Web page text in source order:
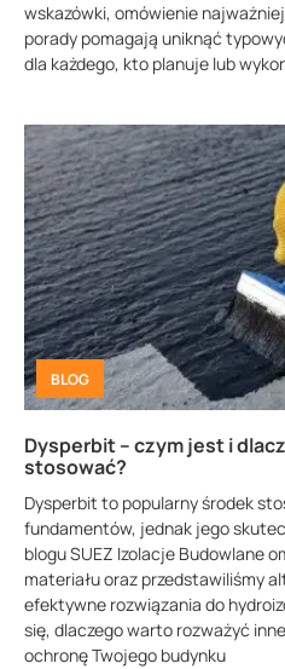
wskazówki, omówienie
porady pomagają uniknąć
dla każdego, kto planuje lub
BLOG
Dysperbit – czym jest i
stosować?
Dysperbit to popularny środek
fundamentów, jednak jego
blogu SUEZ Izolacje Budowlane
materiału oraz przedstawiliśmy
efektywne rozwiązania do
się, dlaczego warto rozważyć
ochronę Twojego budynku